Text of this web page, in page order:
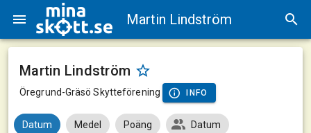
Martin Lindström
Martin Lindström
Öregrund-Gräsö Skytteförening INFO
Datum Medel Poäng Datum